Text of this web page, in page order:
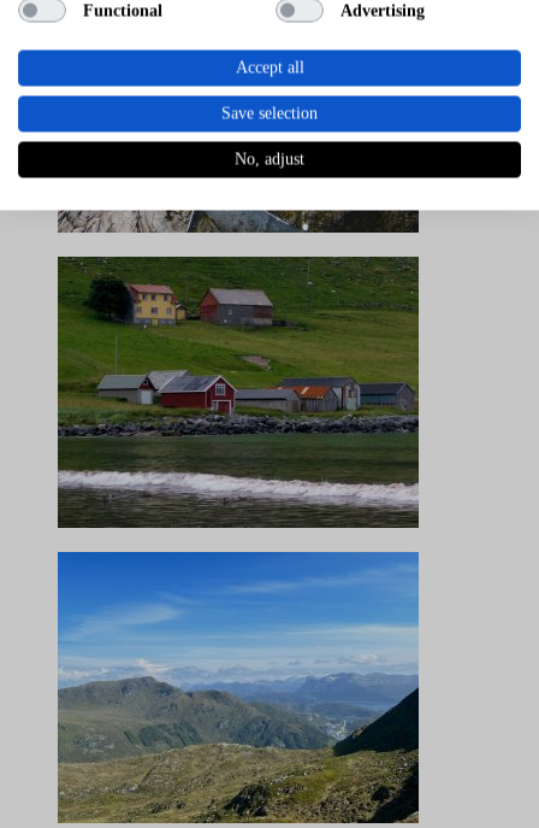
Functional Advertising
Accept all
Save selection
No, adjust